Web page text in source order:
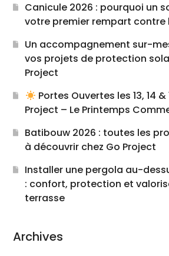
Canicule 2026 : pourquoi un
votre premier rempart contre
Un accompagnement sur-
vos projets de protection
Project
Portes Ouvertes les 13, 14
Project – Le Printemps
Batibouw 2026 : toutes les
à découvrir chez Go Project
Installer une pergola au-
: confort, protection et
terrasse
Archives